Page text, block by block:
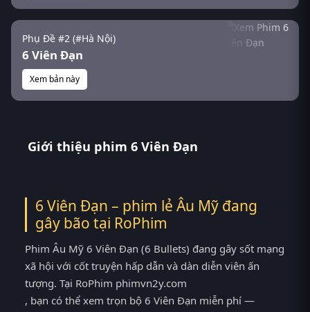
Phụ Đề #2 (#Hà Nội)
6 Viên Đạn
Xem bản này
Giới thiệu phim 6 Viên Đạn
6 Viên Đạn – phim lẻ Âu Mỹ đang
gây bão tại RoPhim
Phim Âu Mỹ 6 Viên Đạn (6 Bullets) đang gây sốt mạng
xã hội với cốt truyện hấp dẫn và dàn diễn viên ấn
tượng. Tại RoPhim phimvn2y.com
, bạn có thể xem trọn bộ 6 Viên Đạn miễn phí —